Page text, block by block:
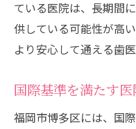
ている医院は、長期間
供している可能性が高
より安心して通える歯
国際基準を満たす
福岡市博多区には、国